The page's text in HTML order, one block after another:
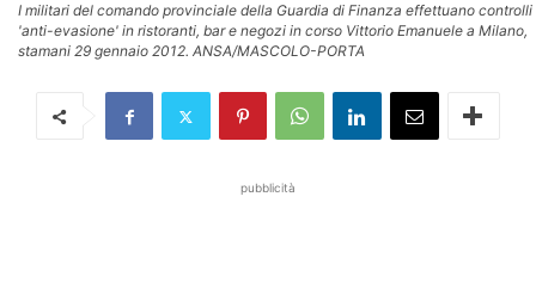
I militari del comando provinciale della Guardia di Finanza effettuano controlli
'anti-evasione' in ristoranti, bar e negozi in corso Vittorio Emanuele a Milano,
stamani 29 gennaio 2012. ANSA/MASCOLO-PORTA
pubblicità